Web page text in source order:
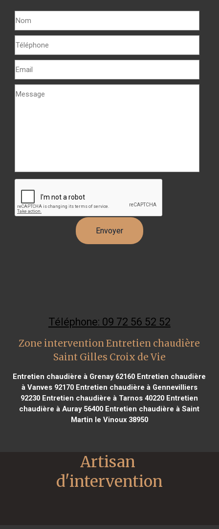
Téléphone: 09 72 56 52 52
Zone intervention Entretien chaudière
Saint Gilles Croix de Vie
Entretien chaudière à Grenay 62160 Entretien chaudière
à Vanves 92170Entretien chaudière à Gennevilliers
92230 Entretien chaudière à Tarnos 40220 Entretien
chaudière à Auray 56400 Entretien chaudière à Saint
Martin le Vinoux 38950
Artisan
d'intervention